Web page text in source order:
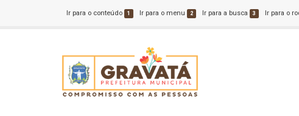
Ir para o conteúdo 1 Ir para o menu 2 Ir para a busca 3 Ir para o